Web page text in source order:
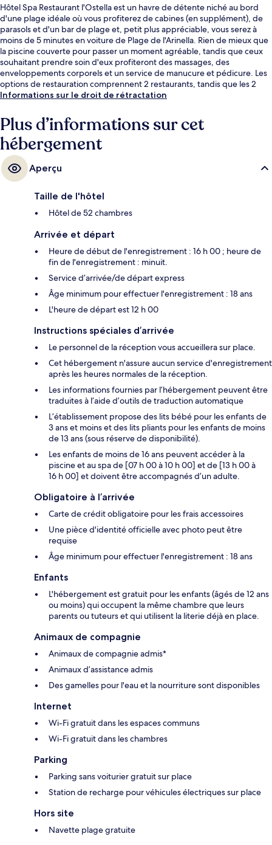
Hôtel Spa Restaurant l'Ostella est un havre de détente niché au bord
d'une plage idéale où vous profiterez de cabines (en supplément), de
parasols et d'un bar de plage et, petit plus appréciable, vous serez à
moins de 5 minutes en voiture de Plage de l'Arinella. Rien de mieux que
la piscine couverte pour passer un moment agréable, tandis que ceux
souhaitant prendre soin d'eux profiteront des massages, des
enveloppements corporels et un service de manucure et pédicure. Les
options de restauration comprennent 2 restaurants, tandis que les 2
bars/salons vous invitent à siroter des boissons rafraîchissantes. Parmi
forme, une salle de fitness et un bain à remous.
Informations sur le droit de rétractation
Plus d’informations sur cet
hébergement
Aperçu
Taille de l'hôtel
Hôtel de 52 chambres
Arrivée et départ
Heure de début de l'enregistrement : 16 h 00 ; heure de
fin de l'enregistrement : minuit.
Service d’arrivée/de départ express
Âge minimum pour effectuer l'enregistrement : 18 ans
L'heure de départ est 12 h 00
Instructions spéciales d’arrivée
Le personnel de la réception vous accueillera sur place.
Cet hébergement n'assure aucun service d'enregistrement
après les heures normales de la réception.
Les informations fournies par l’hébergement peuvent être
traduites à l’aide d’outils de traduction automatique
L’établissement propose des lits bébé pour les enfants de
3 ans et moins et des lits pliants pour les enfants de moins
de 13 ans (sous réserve de disponibilité).
Les enfants de moins de 16 ans peuvent accéder à la
piscine et au spa de [07 h 00 à 10 h 00] et de [13 h 00 à
16 h 00] et doivent être accompagnés d’un adulte.
Obligatoire à l’arrivée
Carte de crédit obligatoire pour les frais accessoires
Une pièce d'identité officielle avec photo peut être
requise
Âge minimum pour effectuer l'enregistrement : 18 ans
Enfants
L'hébergement est gratuit pour les enfants (âgés de 12 ans
ou moins) qui occupent la même chambre que leurs
parents ou tuteurs et qui utilisent la literie déjà en place.
Animaux de compagnie
Animaux de compagnie admis*
Animaux d’assistance admis
Des gamelles pour l'eau et la nourriture sont disponibles
Internet
Wi-Fi gratuit dans les espaces communs
Wi-Fi gratuit dans les chambres
Parking
Parking sans voiturier gratuit sur place
Station de recharge pour véhicules électriques sur place
Hors site
Navette plage gratuite